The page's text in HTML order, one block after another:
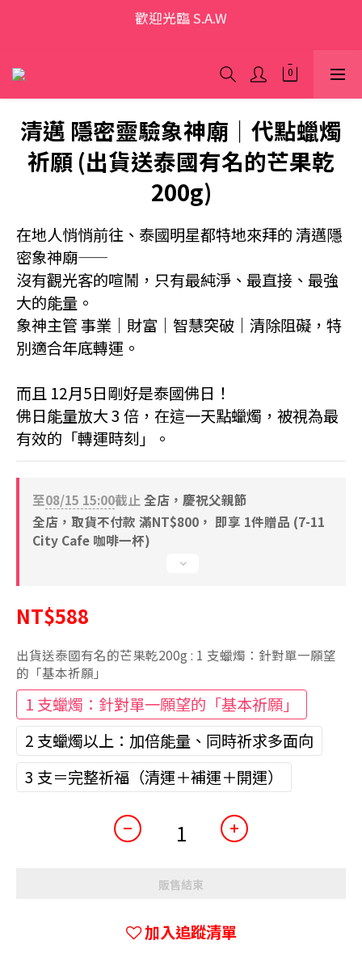
歡迎光臨 S.A.W
本網站為跨境購物平台，顧客消費行為屬「個人進口貨
歡迎光臨 S.A.W
清邁 隱密靈驗象神廟｜代點蠟燭
祈願 (出貨送泰國有名的芒果乾
200g)
在地人悄悄前往、泰國明星都特地來拜的 清邁隱
密象神廟——
沒有觀光客的喧鬧，只有最純淨、最直接、最強
大的能量。
象神主管 事業｜財富｜智慧突破｜清除阻礙，特
別適合年底轉運。
而且 12月5日剛好是泰國佛日！
佛日能量放大 3 倍，在這一天點蠟燭，被視為最
有效的「轉運時刻」。
至08/15 15:00截止 全店，慶祝父親節
全店，取貨不付款 滿NT$800， 即享 1件贈品 (7-11
City Cafe 咖啡一杯)
NT$588
出貨送泰國有名的芒果乾200g : 1 支蠟燭：針對單一願望
的「基本祈願」
1 支蠟燭：針對單一願望的「基本祈願」
2 支蠟燭以上：加倍能量、同時祈求多面向
3 支＝完整祈福（清運＋補運＋開運）
販售結束
加入追蹤清單